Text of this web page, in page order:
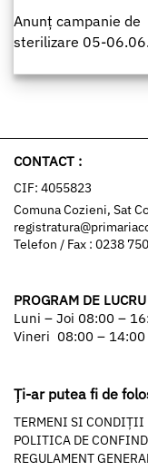
Anunț campanie de
sterilizare 05-
CONTACT :
CIF: 4055823
Comuna Cozieni, Sat
Telefon / Fax : 0238
PROGRAM DE
Luni – Joi 08:00 –
Vineri 08:00 – 14:00
Ți-ar putea fi de
TERMENI SI CONDIȚII
POLITICA DE
REGULAMENT